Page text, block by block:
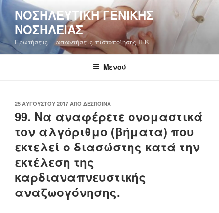
Μετάβαση
στο
περιεχόμενο
ΝΟΣΗΛΕΥΤΙΚΉ ΓΕΝΙΚΉΣ
ΝΟΣΗΛΕΊΑΣ
Ερωτήσεις – απαντήσεις πιστοποίησης ΙΕΚ
Μενού
ΔΗΜΟΣΙΕΎΤΗΚΕ
ΣΤΙΣ
25 ΑΥΓΟΎΣΤΟΥ 2017 ΑΠΌ ΔΈΣΠΟΙΝΑ
99. Να αναφέρετε ονομαστικά
τον αλγόριθμο (βήματα) που
εκτελεί ο διασώστης κατά την
εκτέλεση της
καρδιαναπνευστικής
αναζωογόνησης.